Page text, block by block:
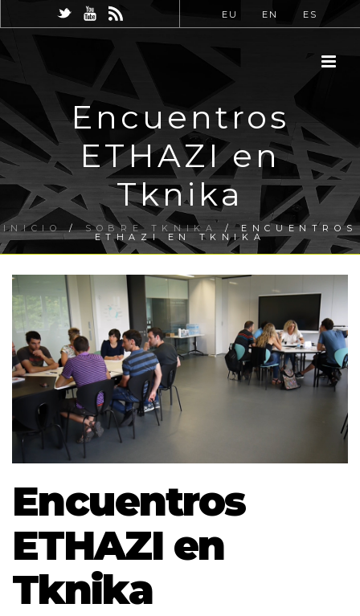
EU EN ES
Encuentros
ETHAZI en
Tknika
INICIO/SOBRE TKNIKA / ENCUENTROS
ETHAZI EN TKNIKA
Encuentros
ETHAZI en
Tknika